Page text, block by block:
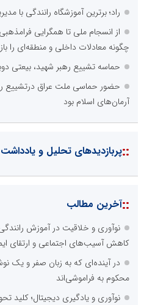
راد؛ برترین آموزشگاه رانندگی با
از انسجام ملی تا همگرایی
چگونه معادلات داخلی و منطقه‌ای را
حماسه تشییع رهبر شهید، بیعتی
حضور حماسی ملت عراق درتشییع
آرمان‌های اسلام بود
::پربازدیدهای تحلیل و
::آخرین مطالب
نوآوری و خلاقیت در آموزش
کاهش آسیب‌های اجتماعی و ارتقای
در آینده‌ای که به زبان صفر و یک
محکوم به فراموشی‌اند
نوآوری و یادگیری دیجیتال؛ کلید